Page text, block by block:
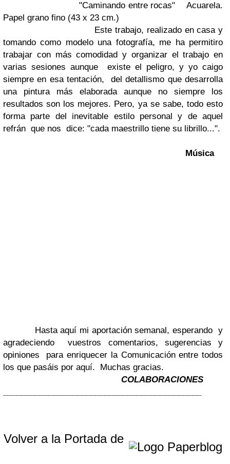
"Caminando entre rocas"Acuarela.
Papel grano fino (43 x 23 cm.)
Este trabajo, realizado en casa y
tomando como modelo una fotografía, me ha permitiro
trabajar con más comodidad y organizar el trabajo en
varias sesiones aunque existe el peligro, y yo caigo
siempre en esa tentación, del detallismo que desarrolla
una pintura más elaborada aunque no siempre los
resultados son los mejores. Pero, ya se sabe, todo esto
forma parte del inevitable estilo personal y de aquel
refrán que nos dice: "cada maestrillo tiene su librillo...".
Música
Hasta aquí mi aportación semanal, esperando y
agradeciendo vuestros comentarios, sugerencias y
opiniones para enriquecer la Comunicación entre todos
los que pasáis por aquí. Muchas gracias.
COLABORACIONES
Volver a la Portada de